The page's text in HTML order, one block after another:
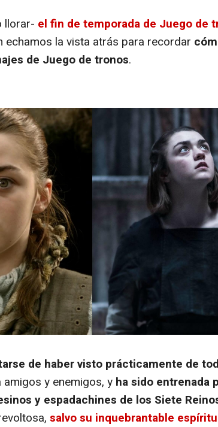
llorar- el fin de temporada de Juego de
echamos la vista atrás para recordar
de Juego de tronos.
de haber visto prácticamente de
amigos y enemigos, y ha sido entrenada
y espadachines de los Siete
salvo su inquebrantable